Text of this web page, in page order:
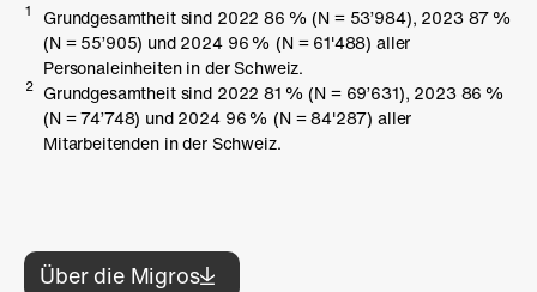
1
Grundgesamtheit sind 2022 86 % (N = 53’984), 2023 87 %
(N = 55’905) und 2024 96 % (N = 61'488) aller
Personaleinheiten in der Schweiz.
2 Grundgesamtheit sind 2022 81 % (N = 69’631), 2023 86 %
(N = 74’748) und 2024 96 % (N = 84'287) aller
Mitarbeitenden in der Schweiz.
Über die Migros